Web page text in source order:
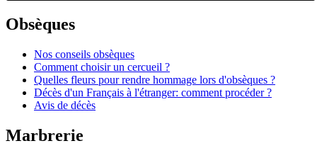
Obsèques
Nos conseils obsèques
Comment choisir un cercueil ?
Quelles fleurs pour rendre hommage lors d'obsèques ?
Décès d'un Français à l'étranger: comment procéder ?
Avis de décès
Marbrerie